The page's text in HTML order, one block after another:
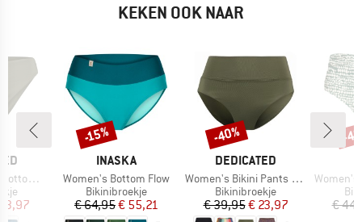
KEKEN OOK NAAR
Sanda
prijs
MERK
INASKA
Artikel
Women's Bottom Flow
Productgroep
Bikinibroekje
Prijs
€ 64,95Verlaagde prijs
€ 55,21
Korting
-15%
MERK
DEDICATED
Artikel
Women's Bikini Pants Slite
Productgroep
Bikinibroekje
Prijs
€ 39,95Verlaagde prijs
€ 23,97
Korting
-40%
Artikel
Women's
€
-